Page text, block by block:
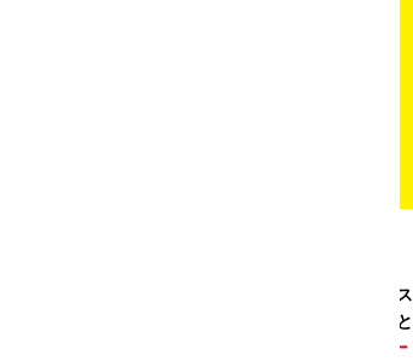
。ガソリンス
タンドや整備工場の既存インフラを活用すること
リー